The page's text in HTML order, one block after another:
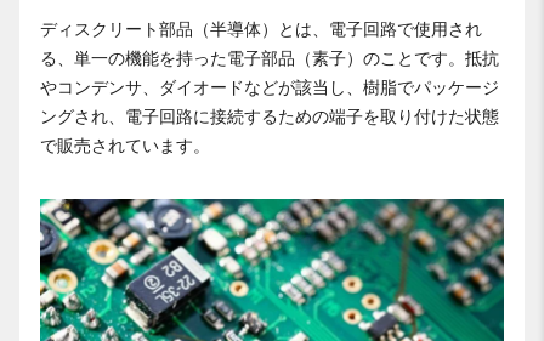
ディスクリート部品（半導体）とは、電子回路で使用され
る、単一の機能を持った電子部品（素子）のことです。抵抗
やコンデンサ、ダイオードなどが該当し、樹脂でパッケージ
ングされ、電子回路に接続するための端子を取り付けた状態
で販売されています。